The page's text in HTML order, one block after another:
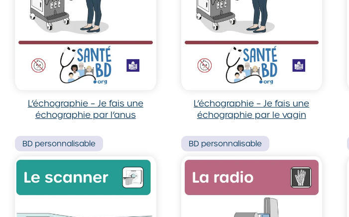
L’échographie – Je fais une
échographie par l’anus
L’échographie – Je fais une
échographie par le vagin
BD personnalisable BD personnalisable